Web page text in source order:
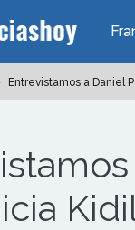
Entrevistamos a Daniel